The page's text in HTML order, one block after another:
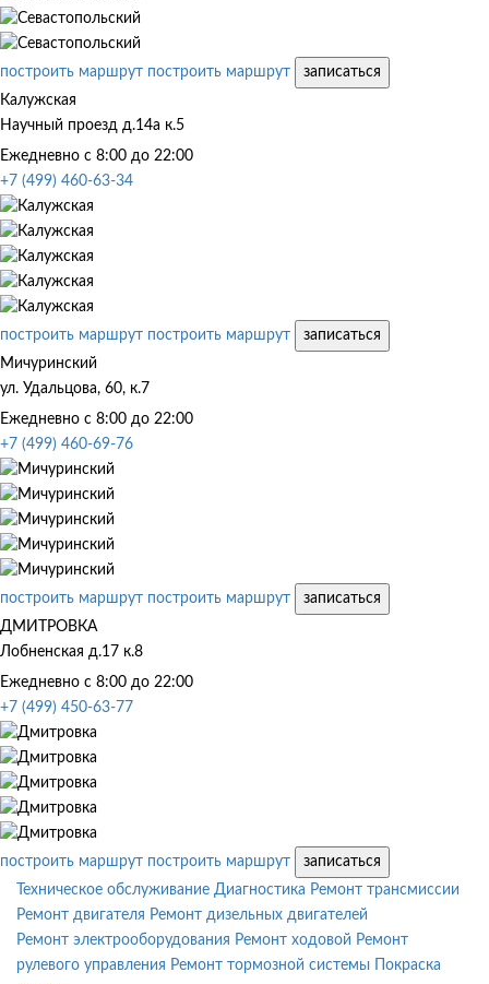
построить маршрут построить маршрут
записаться
Калужская
Научный проезд д.14а к.5
Ежедневно с 8:00 до 22:00
+7 (499) 460-63-34
построить маршрут построить маршрут
записаться
Мичуринский
ул. Удальцова, 60, к.7
Ежедневно с 8:00 до 22:00
+7 (499) 460-69-76
построить маршрут построить маршрут
записаться
ДМИТРОВКА
Лобненская д.17 к.8
Ежедневно с 8:00 до 22:00
+7 (499) 450-63-77
построить маршрут построить маршрут
записаться
Техническое обслуживание Диагностика Ремонт трансмиссии
Ремонт двигателя Ремонт дизельных двигателей
Ремонт электрооборудования Ремонт ходовой Ремонт
рулевого управления Ремонт тормозной системы
Покраска